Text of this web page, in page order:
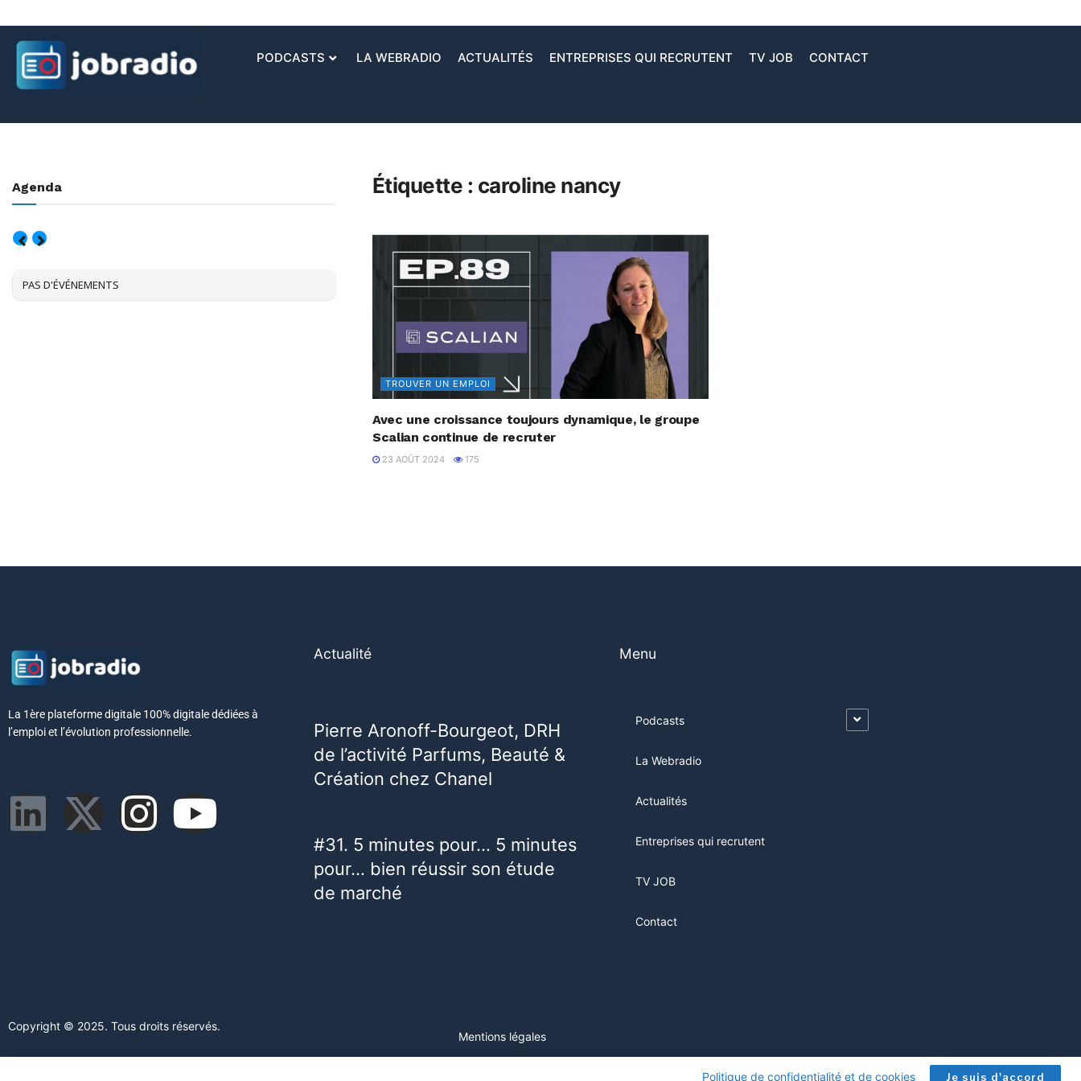
PODCASTS LA WEBRADIO ACTUALITÉS ENTREPRISES QUI RECRUTENT TV JOB CONTACT
Étiquette : caroline nancy
TROUVER UN EMPLOI
Avec une croissance toujours dynamique, le groupe
Scalian continue de recruter
23 AOÛT 2024 175
Agenda
PAS D'ÉVÉNEMENTS
Politique de confidentialité et de cookies Je suis d'accord
La 1ère plateforme digitale 100% digitale dédiées à
l’emploi et l’évolution professionnelle.
Actualité
Pierre Aronoff-Bourgeot, DRH
de l’activité Parfums, Beauté &
Création chez Chanel
#31. 5 minutes pour… 5 minutes
pour… bien réussir son étude
de marché
Menu
Podcasts
La Webradio
Actualités
Entreprises qui recrutent
TV JOB
Contact
Copyright © 2025. Tous droits réservés.
Mentions légales